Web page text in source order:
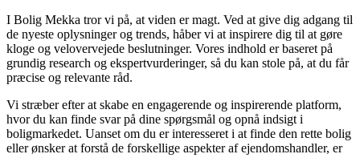
I Bolig Mekka tror vi på, at viden er magt. Ved at give dig adgang til
de nyeste oplysninger og trends, håber vi at inspirere dig til at gøre
kloge og velovervejede beslutninger. Vores indhold er baseret på
grundig research og ekspertvurderinger, så du kan stole på, at du får
præcise og relevante råd.
Vi stræber efter at skabe en engagerende og inspirerende platform,
hvor du kan finde svar på dine spørgsmål og opnå indsigt i
boligmarkedet. Uanset om du er interesseret i at finde den rette bolig
eller ønsker at forstå de forskellige aspekter af ejendomshandler, er